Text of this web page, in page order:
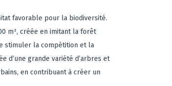
favorable pour la biodiversité.
m², créée en imitant la forêt
stimuler la compétition et la
d’une grande variété d’arbres et
en contribuant à créer un